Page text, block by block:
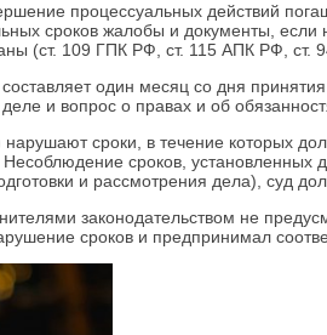
процессуальных действий
сроков жалобы и документы,
(ст. 109 ГПК РФ, ст. 115 АПК РФ, ст.
один месяц со дня
и вопрос о правах и об
сроки, в течение которых
сроков, установленных
и рассмотрения дела), суд
законодательством не
сроков и предпринимал